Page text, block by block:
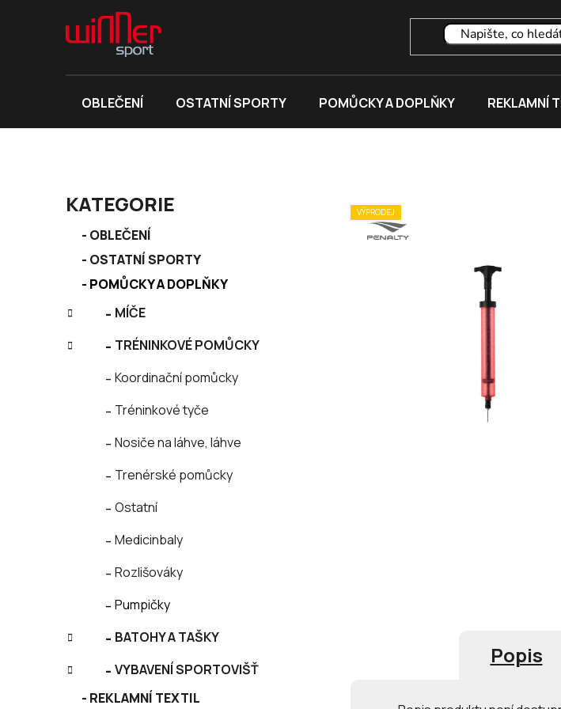
OBLEČENÍ OSTATNÍ SPORTY POMŮCKY A DOPLŇKY REKLAMNÍ
P
o
n
n
KATEGORIE
Přeskočit
o
i
OBLEČENÍ
OSTATNÍ SPORTY
POMŮCKY A DOPLŇKY
MÍČE
TRÉNINKOVÉ POMŮCKY
Koordinační pomůcky
Tréninkové tyče
Nosiče na láhve, láhve
Trenérské pomůcky
Ostatní
Medicinbaly
Rozlišováky
Pumpičky
BATOHY A TAŠKY
VYBAVENÍ SPORTOVIŠŤ
REKLAMNÍ TEXTIL
VÝPRODEJ
Popis